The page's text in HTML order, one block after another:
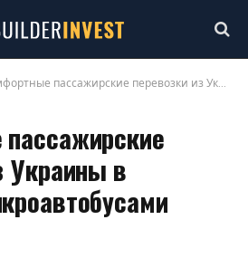
пассажирские перевозки из Украины в Германию микроавтобусами класса VIP
Украины в